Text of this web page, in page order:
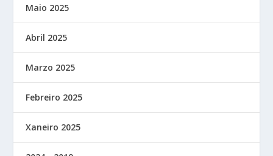
Maio 2025
Abril 2025
Marzo 2025
Febreiro 2025
Xaneiro 2025